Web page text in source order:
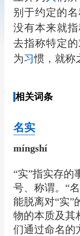
别于约定的
没有本来就
去指称特定
为习惯，就称
相关词条
名实
míngshí
“实”指实存的
号、称谓。“
能脱离对“实”
物的本质及其
们通过命名的